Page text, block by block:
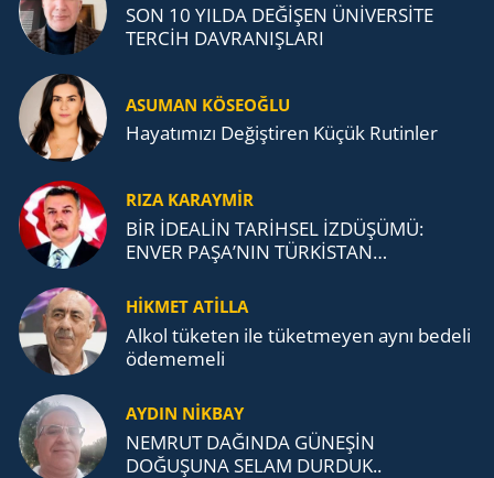
SON 10 YILDA DEĞİŞEN ÜNİVERSİTE
TERCİH DAVRANIŞLARI
ASUMAN KÖSEOĞLU
Ha­ya­tı­mı­zı De­ğiş­ti­ren Küçük Ru­tin­ler
RIZA KARAYMIR
BİR İDEALİN TARİHSEL İZDÜŞÜMÜ:
ENVER PAŞA’NIN TÜRKİSTAN
TEŞKİLATI’NA UZANAN MİRASI
HİKMET ATİLLA
Alkol tü­ke­ten ile tü­ket­me­yen aynı be­de­li
öde­me­me­li
AYDIN NİKBAY
NEMRUT DAĞINDA GÜNEŞİN
DOĞUŞUNA SELAM DURDUK..